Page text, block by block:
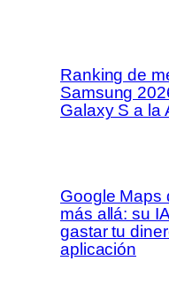
Ranking de
Samsung
Galaxy S a la
Google Maps
más allá: su
gastar tu
aplicación